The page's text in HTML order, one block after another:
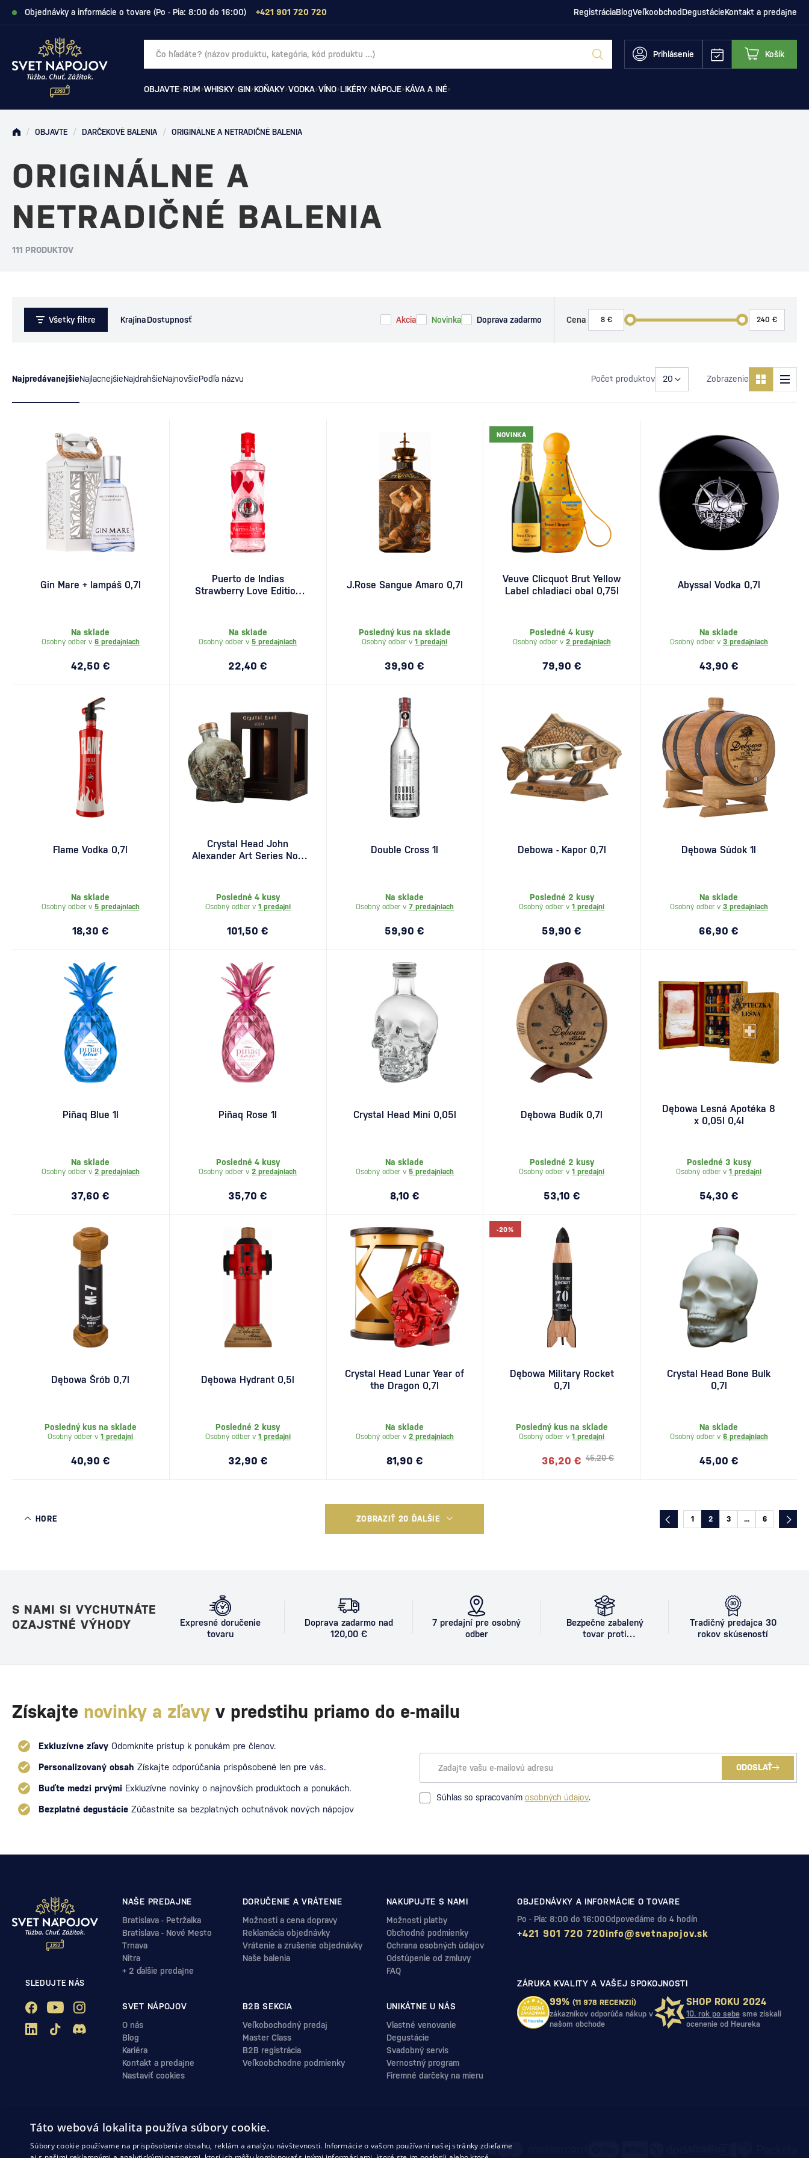
Objednávky a informácie o tovare (Po - Pia: 8:00 do 16:00) +421 901 720 720 RegistráciaBlogVeľkoobchodDegustácieKontakt a predajne
Prihlásenie Košík
OBJAVTE RUM WHISKY GIN KOŇAKY VODKA VÍNO LIKÉRY NÁPOJE KÁVA A INÉ
/ OBJAVTE / DARČEKOVÉ BALENIA / ORIGINÁLNE A NETRADIČNÉ BALENIA
ORIGINÁLNE A
NETRADIČNÉ BALENIA
111 PRODUKTOV
Všetky filtre KrajinaDostupnosť Akcia Novinka Doprava zadarmo Cena
NajpredávanejšieNajlacnejšieNajdrahšieNajnovšiePodľa názvu Počet produktov Zobrazenie
Gin Mare + lampáš 0,7l
Na sklade
Osobný odber v 6 predajniach
42,50 €
Puerto de Indias
Strawberry Love Edition
Na sklade
Osobný odber v5 predajniach
22,40 €
J.Rose Sangue Amaro 0,7l
Posledný kus na sklade
Osobný odber v1 predajni
39,90 €
NOVINKA
Veuve Clicquot Brut Yellow
Label chladiaci obal 0,75l
Posledné 4 kusy
Osobný odber v 2 predajniach
79,90 €
Abyssal Vodka 0,7l
Na sklade
Osobný odber v 3 predajniach
43,90 €
Flame Vodka 0,7l
Na sklade
Osobný odber v 5 predajniach
18,30 €
Crystal Head John
Alexander Art Series No.1
Posledné 4 kusy
Osobný odber v 1 predajni
101,50 €
Double Cross 1l
Na sklade
Osobný odber v 7 predajniach
59,90 €
Debowa - Kapor 0,7l
Posledné 2 kusy
Osobný odber v1 predajni
59,90 €
Dębowa Súdok 1l
Na sklade
Osobný odber v 3 predajniach
66,90 €
Piñaq Blue 1l
Na sklade
Osobný odber v 2 predajniach
37,60 €
Piñaq Rose 1l
Posledné 4 kusy
Osobný odber v2 predajniach
35,70 €
Crystal Head Mini 0,05l
Na sklade
Osobný odber v 5 predajniach
8,10 €
Dębowa Budík 0,7l
Posledné 2 kusy
Osobný odber v1 predajni
53,10 €
Dębowa Lesná Apotéka 8
x 0,05l 0,4l
Posledné 3 kusy
Osobný odber v1 predajni
54,30 €
Dębowa Šrób 0,7l
Posledný kus na sklade
Osobný odber v1 predajni
40,90 €
Dębowa Hydrant 0,5l
Posledné 2 kusy
Osobný odber v 1 predajni
32,90 €
Crystal Head Lunar Year of
the Dragon 0,7l
Na sklade
Osobný odber v 2 predajniach
81,90 €
-20%
Dębowa Military Rocket
0,7l
Posledný kus na sklade
Osobný odber v1 predajni
45,20 €
36,20 €
Crystal Head Bone Bulk
0,7l
Na sklade
Osobný odber v 6 predajniach
45,00 €
HORE ZOBRAZIŤ 20 ĎALŠIE 1 2 3 ... 6
S NAMI SI VYCHUTNÁTE
OZAJSTNÉ VÝHODY
Expresné doručenie
tovaru
Doprava zadarmo nad
120,00 €
7 predajní pre osobný
odber
Bezpečne zabalený
tovar proti
Tradičný predajca 30
rokov skúseností
Získajte novinky a zľavy v predstihu priamo do e-mailu
Exkluzívne zľavy Odomknite prístup k ponukám pre členov.
Personalizovaný obsah Získajte odporúčania prispôsobené len pre vás.
Buďte medzi prvými Exkluzívne novinky o najnovších produktoch a ponukách.
Bezplatné degustácie Zúčastnite sa bezplatných ochutnávok nových nápojov
ODOSLAŤ
Súhlas so spracovaním osobných údajov.
SLEDUJTE NÁS
NAŠE PREDAJNE
Bratislava - Petržalka
Bratislava - Nové Mesto
Trnava
Nitra
+ 2 ďalšie predajne
DORUČENIE A VRÁTENIE
Možnosti a cena dopravy
Reklamácia objednávky
Vrátenie a zrušenie objednávky
Naše balenia
NAKUPUJTE S NAMI
Možnosti platby
Obchodné podmienky
Ochrana osobných údajov
Odstúpenie od zmluvy
FAQ
SVET NÁPOJOV
O nás
Blog
Kariéra
Kontakt a predajne
Nastaviť cookies
B2B SEKCIA
Veľkobochodný predaj
Master Class
B2B registrácia
Veľkoobchodne podmienky
UNIKÁTNE U NÁS
Vlastné venovanie
Degustácie
Svadobný servis
Vernostný program
Firemné darčeky na mieru
OBJEDNÁVKY A INFORMÁCIE O TOVARE
Po - Pia: 8:00 do 16:00
+421 901 720 720
Odpovedáme do 4 hodín
info@svetnapojov.sk
ZÁRUKA KVALITY A VAŠEJ SPOKOJNOSTI
99% (11 978 RECENZIÍ)
zákazníkov odporúča nákup v
našom obchode
SHOP ROKU 2024
10. rok po sebesme získali
ocenenie od Heureka
Ochrana osobných údajovObchodné podmienkyOdstúpenie od zmluvy
Táto webová lokalita používa súbory cookie.
Súbory cookie používame na prispôsobenie obsahu, reklám a analýzu návštevnosti. Informácie o vašom používaní našej stránky zdieľame